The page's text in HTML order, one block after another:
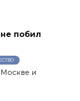
побил
и